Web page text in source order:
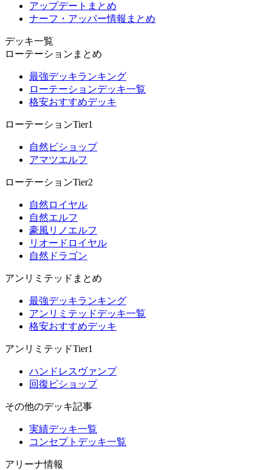
アップデートまとめ
ナーフ・アッパー情報まとめ
デッキ一覧
ローテーションまとめ
最強デッキランキング
ローテーションデッキ一覧
格安おすすめデッキ
ローテーションTier1
自然ビショップ
アマツエルフ
ローテーションTier2
自然ロイヤル
自然エルフ
豪風リノエルフ
リオードロイヤル
自然ドラゴン
アンリミテッドまとめ
最強デッキランキング
アンリミテッドデッキ一覧
格安おすすめデッキ
アンリミテッドTier1
ハンドレスヴァンプ
回復ビショップ
その他のデッキ記事
実績デッキ一覧
コンセプトデッキ一覧
アリーナ情報